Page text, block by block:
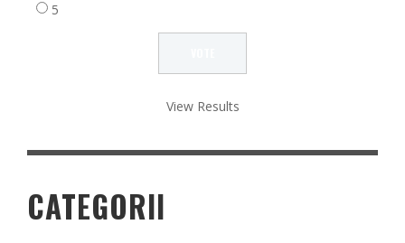
5
View Results
CATEGORII